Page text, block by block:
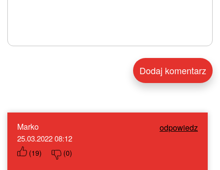
Marko odpowiedz
25.03.2022 08:12
(19) (0)